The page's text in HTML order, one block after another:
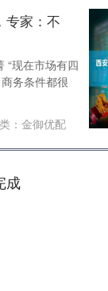
专家：不
“现在市场有四
务条件都很
： 金御优配
成